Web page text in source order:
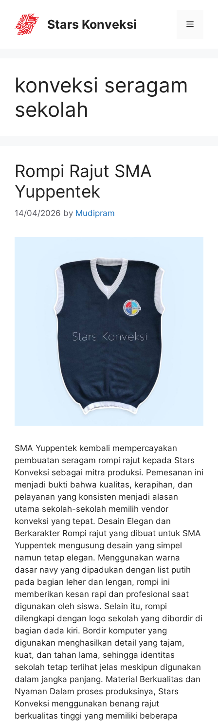
Stars Konveksi
konveksi seragam
sekolah
Rompi Rajut SMA
Yuppentek
14/04/2026 by Mudipram
SMA Yuppentek kembali mempercayakan
pembuatan seragam rompi rajut kepada Stars
Konveksi sebagai mitra produksi. Pemesanan ini
menjadi bukti bahwa kualitas, kerapihan, dan
pelayanan yang konsisten menjadi alasan
utama sekolah-sekolah memilih vendor
konveksi yang tepat. Desain Elegan dan
Berkarakter Rompi rajut yang dibuat untuk SMA
Yuppentek mengusung desain yang simpel
namun tetap elegan. Menggunakan warna
dasar navy yang dipadukan dengan list putih
pada bagian leher dan lengan, rompi ini
memberikan kesan rapi dan profesional saat
digunakan oleh siswa. Selain itu, rompi
dilengkapi dengan logo sekolah yang dibordir di
bagian dada kiri. Bordir komputer yang
digunakan menghasilkan detail yang tajam,
kuat, dan tahan lama, sehingga identitas
sekolah tetap terlihat jelas meskipun digunakan
dalam jangka panjang. Material Berkualitas dan
Nyaman Dalam proses produksinya, Stars
Konveksi menggunakan benang rajut
berkualitas tinggi yang memiliki beberapa